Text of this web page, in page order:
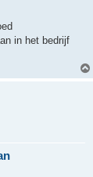
in het bedrijf